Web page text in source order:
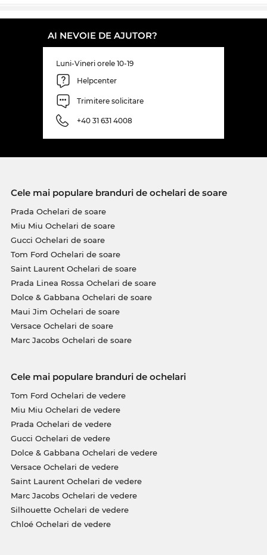
achiziţiona acest model la un preţ incredibil de
paradis pentru vânătorii de chilipire! Ceea ce în alte
magazine online este desemnat cu „sale”, la noi
înseamnă preţuri normale, care îţi permit să faci
economii zi de zi.
AI NEVOIE DE AJUTOR?
Luni-Vineri orele 10-19
Helpcenter
Trimitere solicitare
+40 31 631 4008
Cele mai populare branduri de ochelari de soare
Prada Ochelari de soare
Miu Miu Ochelari de soare
Gucci Ochelari de soare
Tom Ford Ochelari de soare
Saint Laurent Ochelari de soare
Prada Linea Rossa Ochelari de soare
Dolce & Gabbana Ochelari de soare
Maui Jim Ochelari de soare
Versace Ochelari de soare
Marc Jacobs Ochelari de soare
Cele mai populare branduri de ochelari
Tom Ford Ochelari de vedere
Miu Miu Ochelari de vedere
Prada Ochelari de vedere
Gucci Ochelari de vedere
Dolce & Gabbana Ochelari de vedere
Versace Ochelari de vedere
Saint Laurent Ochelari de vedere
Marc Jacobs Ochelari de vedere
Silhouette Ochelari de vedere
Chloé Ochelari de vedere